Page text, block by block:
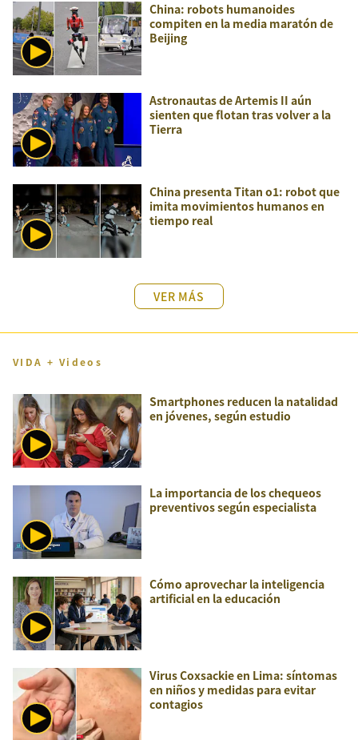
China: robots humanoides
compiten en la media maratón de
Beijing
Astronautas de Artemis II aún
sienten que flotan tras volver a la
Tierra
China presenta Titan o1: robot que
imita movimientos humanos en
tiempo real
VER MÁS
VIDA + Videos
Smartphones reducen la natalidad
en jóvenes, según estudio
La importancia de los chequeos
preventivos según especialista
Cómo aprovechar la inteligencia
artificial en la educación
Virus Coxsackie en Lima: síntomas
en niños y medidas para evitar
contagios